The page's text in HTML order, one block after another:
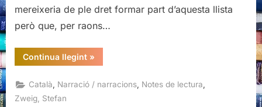
mereixeria de ple dret formar part d’aquesta llista
però que, per raons…
Continua llegint“Petita
crònica,
Zweig”
»
Català Narració / narracions Notes de lectura
Zweig, Stefan